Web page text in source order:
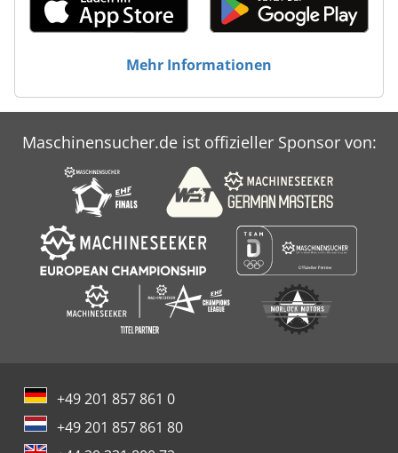
Mehr Informationen
Maschinensucher.de ist offizieller Sponsor von:
+49 201 857 861 0
+49 201 857 861 80